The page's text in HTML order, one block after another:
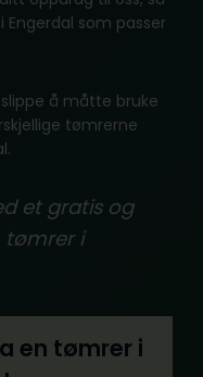
som passer
å måtte bruke
tømrerne
et gratis og
tømrer i
en tømrer i